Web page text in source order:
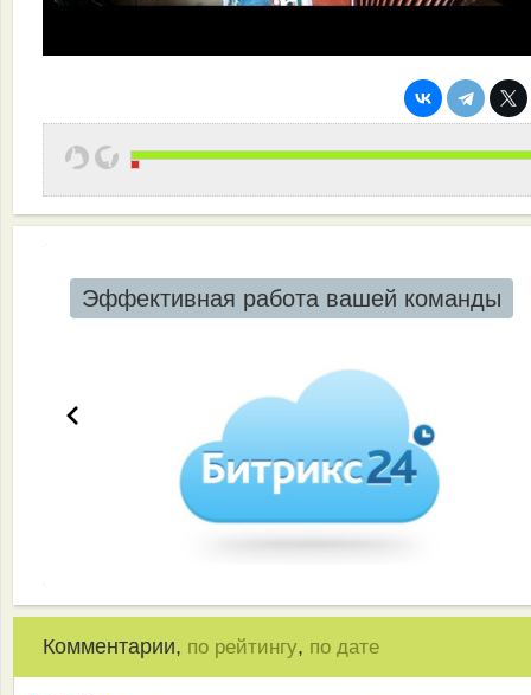
Эффективная работа вашей команды
Комментарии, по рейтингу, по дате